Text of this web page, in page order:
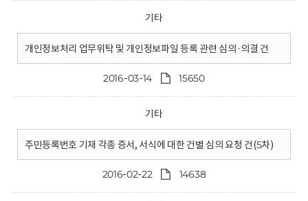
기타
개인정보처리 업무위탁 및 개인정보파일 등록 관련 심의·의결 건
2016-03-14 15650
기타
주민등록번호 기재 각종 증서, 서식에 대한 건별 심의 요청 건(5차)
2016-02-22 14638